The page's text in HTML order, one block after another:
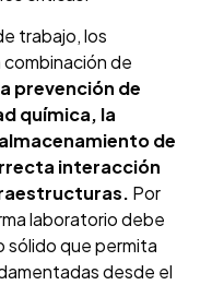
trabajo, los
de
prevención de
química, la
de
interacción
Por
laboratorio debe
sólido que permita
desde el